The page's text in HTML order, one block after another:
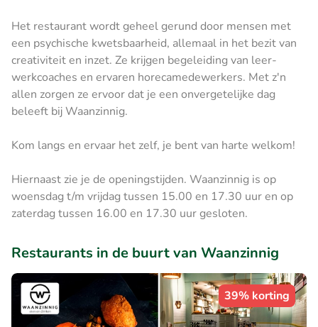
Het restaurant wordt geheel gerund door mensen met
een psychische kwetsbaarheid, allemaal in het bezit van
creativiteit en inzet. Ze krijgen begeleiding van leer-
werkcoaches en ervaren horecamedewerkers. Met z'n
allen zorgen ze ervoor dat je een onvergetelijke dag
beleeft bij Waanzinnig.
Kom langs en ervaar het zelf, je bent van harte welkom!
Hiernaast zie je de openingstijden. Waanzinnig is op
woensdag t/m vrijdag tussen 15.00 en 17.30 uur en op
zaterdag tussen 16.00 en 17.30 uur gesloten.
Restaurants in de buurt van Waanzinnig
39% korting